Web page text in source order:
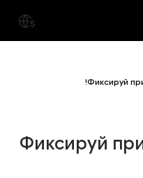
Фиксируй
Фиксируй